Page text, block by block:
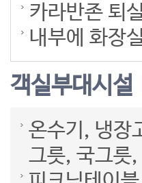
카라반존 퇴
내부에 화장
객실부대시설
온수기, 냉장
그릇, 국그